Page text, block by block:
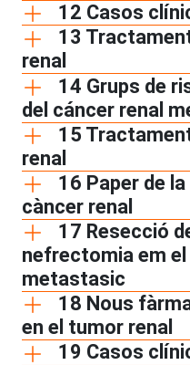
12 Casos
13
renal
14 Grups de
del cáncer renal
15
renal
16 Paper de
càncer renal
17 Resecció
nefrectomia em el
metastasic
18 Nous
en el tumor renal
19 Casos